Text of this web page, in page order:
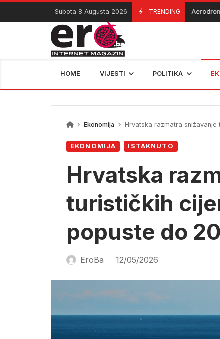
Skip
content
Subota 8 Augusta 2026 TRENDING
07/08/2026 Aerodromi
HOME VIJESTI POLITIKA
Ekonomija Hrvatska razmatra
EKONOMIJA ISTAKNUTO
Hrvatska
turističkih
popuste do
EroBa — 12/05/2026